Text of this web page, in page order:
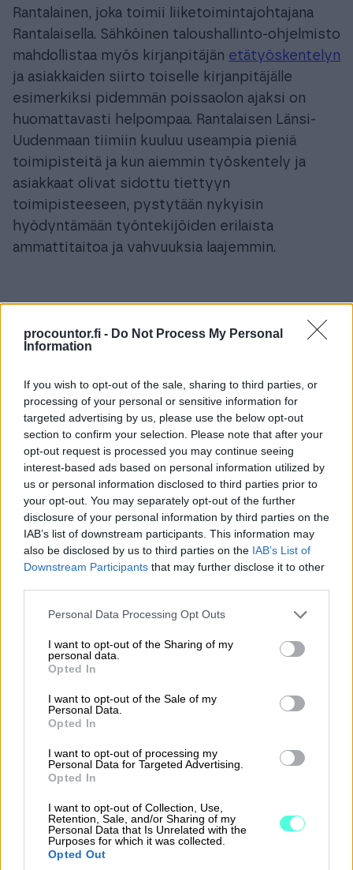
procountor.fi - Do Not Process My Personal
Information
If you wish to opt-out of the sale, sharing to third parties, or
processing of your personal or sensitive information for
targeted advertising by us, please use the below opt-out
section to confirm your selection. Please note that after your
opt-out request is processed you may continue seeing
interest-based ads based on personal information utilized by
us or personal information disclosed to third parties prior to
your opt-out. You may separately opt-out of the further
disclosure of your personal information by third parties on the
IAB’s list of downstream participants. This information may
also be disclosed by us to third parties on the IAB’s List of
Downstream Participants that may further disclose it to other
Please note that this website/app uses one or more Google
not limited to your visit or usage behaviour. You may click to
grant or deny consent to Google and its third-party tags to
use your data for below specified purposes in below Google
consent section.
Personal Data Processing Opt Outs
I want to opt-out of the Sharing of my
personal data.
Opted In
I want to opt-out of the Sale of my
Personal Data.
Opted In
I want to opt-out of processing my
Personal Data for Targeted Advertising.
Opted In
I want to opt-out of Collection, Use,
Retention, Sale, and/or Sharing of my
Personal Data that Is Unrelated with the
Purposes for which it was collected.
Opted Out
Rantalainen, joka toimii liiketoimintajohtajana
Rantalaisella. Sähköinen taloushallinto-ohjelmisto
mahdollistaa myös kirjanpitäjän etätyöskentelyn
ja asiakkaiden siirto toiselle kirjanpitäjälle
esimerkiksi pidemmän poissaolon ajaksi on
huomattavasti helpompaa. Rantalaisen Länsi-
Uudenmaan tiimiin kuuluu useampia pieniä
toimipisteitä ja kun aiemmin työskentely ja
asiakkaat olivat sidottu tiettyyn
toimipisteeseen, pystytään nykyisin
hyödyntämään työntekijöiden erilaista
ammattitaitoa ja vahvuuksia laajemmin.
Procountorin paketit
joustavat asiakkaiden
tarpeiden mukaan
Procountorin erilaisten pakettien avulla
pystymme tarjoamaan asiakkaille juuri sopivan
palvelun riippuen asiakkaan tarpeista ja
toiveista, kertoo Henrik. Jos asiakkaiden tilanne
ja tarpeet muuttuvat myös palvelu ja paketit
joustavat. Tästä syystä myös ohjelmiston
tarjoamilla rajapinnoilla on ratkaiseva tekijä.
Procountorissa myös tämä on otettu hyvin
huomioon ja tarjolla on yhteistyökumppaneita
eri tarpeita varten.
Yhteiskäyttö mahdollistaa
nopean palvelun ja
ongelmanratkaisun
Kuten Filterpakin tapauksessa yhteydenpito
asiakkaan ja kirjapitäjän välillä helpottuu, sillä
yhteiskäytössä olevan ohjelmiston avulla
kirjanpitäjä näkee tilanteen ja pääsee heti